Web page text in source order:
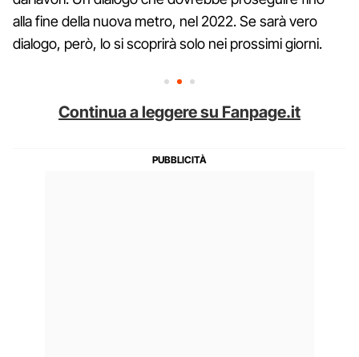
alla fine della nuova metro, nel 2022. Se sarà vero
dialogo, però, lo si scoprirà solo nei prossimi giorni.
Continua a leggere su Fanpage.it